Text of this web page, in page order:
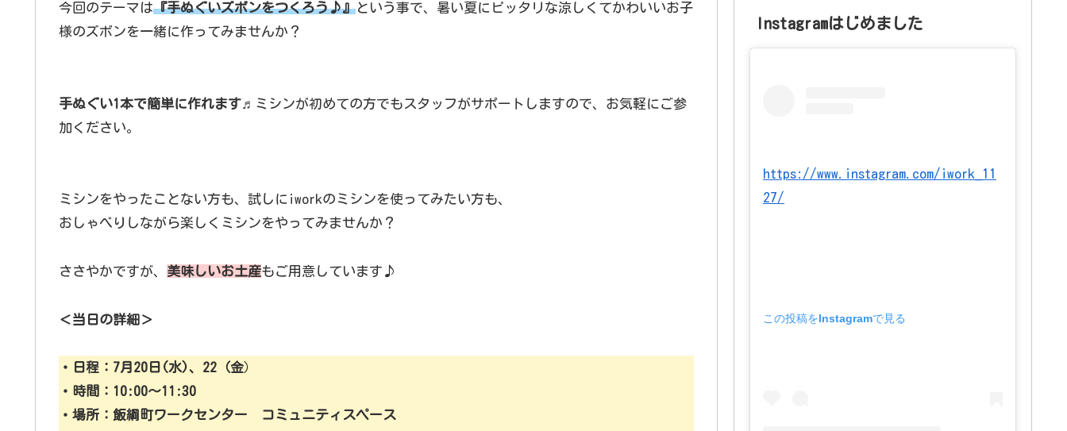
今回のテーマは『手ぬぐいズボンをつくろう♪』という事で、暑い夏にピッタリな涼しくてかわいいお子
様のズボンを一緒に作ってみませんか？
手ぬぐい1本で簡単に作れます♬ ミシンが初めての方でもスタッフがサポートしますので、お気軽にご参
加ください。
ミシンをやったことない方も、試しにiworkのミシンを使ってみたい方も、
おしゃべりしながら楽しくミシンをやってみませんか？
ささやかですが、 美味しいお土産もご用意しています♪
＜当日の詳細＞
・日程：7月20日(水)、22（金）
・時間：10:00～11:30
・場所：飯綱町ワークセンター コミュニティスペース
Instagramはじめました
https://www.instagram.com/iwork_11
27/
この投稿をInstagramで見る